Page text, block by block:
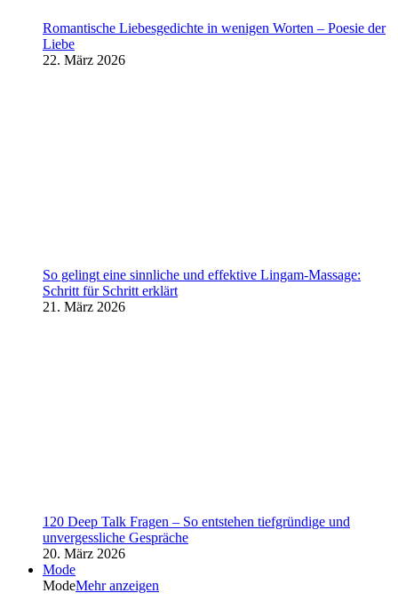
Romantische Liebesgedichte in wenigen Worten – Poesie der
Liebe
22. März 2026
So gelingt eine sinnliche und effektive Lingam-Massage:
Schritt für Schritt erklärt
21. März 2026
120 Deep Talk Fragen – So entstehen tiefgründige und
unvergessliche Gespräche
20. März 2026
Mode
ModeMehr anzeigen